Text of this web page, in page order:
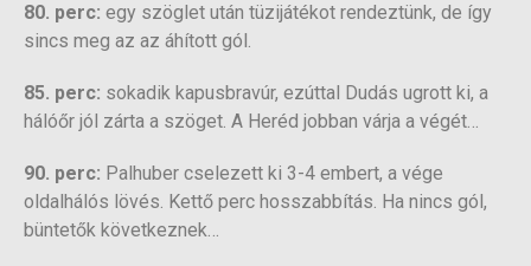
80. perc: egy szöglet után tüzijátékot rendeztünk, de így
sincs meg az az áhított gól.
85. perc: sokadik kapusbravúr, ezúttal Dudás ugrott ki, a
hálóőr jól zárta a szöget. A Heréd jobban várja a végét…
90. perc: Palhuber cselezett ki 3-4 embert, a vége
oldalhálós lövés. Kettő perc hosszabbítás. Ha nincs gól,
büntetők következnek…